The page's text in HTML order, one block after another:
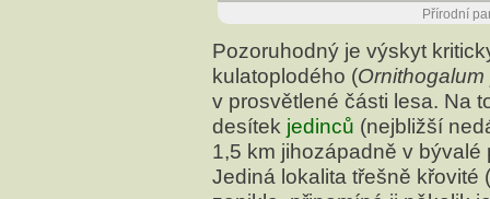
Přírodní
Pozoruhodný je výskyt
kulatoplodého (
v prosvětlené části lesa. Na
desítek jedinců (nejbližší
1,5 km jihozápadně v
Jediná lokalita třešně křovité (